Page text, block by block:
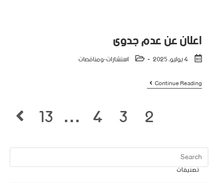
اعلان عن عدم جدوى
4 يوليو، 2025 استشارات-ومناقصات
Continue Reading
2
3
4
…
13
تصنيفات